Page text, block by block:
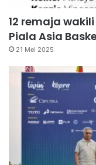
12 remaja
Piala Asia
21 Mei 2025